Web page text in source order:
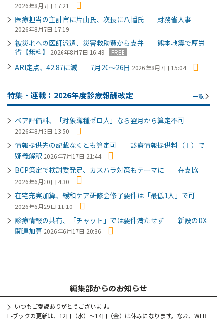
2026年8月7日 17:21
医療担当の主計官に片山氏、次長に八幡氏 財務省人事
2026年8月7日 17:19
被災地への医師派遣、災害救助費から支弁 熊本地震で厚労
省【無料】
2026年8月7日 16:49 FREE
ARI定点、42.87に減 7月20～26日 2026年8月7日 15:04
特集・連載：2026年度診療報酬改定 一覧
ベア評価料、「対象職種ゼロ人」なら翌月から算定不可
2026年8月3日 13:50
情報提供先の記載なくとも算定可 診療情報提供料（Ⅰ）で
疑義解釈 2026年7月17日 21:44
BCP策定で検討委発足、カスハラ対策もテーマに 在支協
2026年6月30日 4:30
在宅充実加算、緩和ケア研修会修了要件は「最低1人」で可
2026年6月29日 11:10
診療情報の共有、「チャット」では要件満たせず 新設のDX
関連加算 2026年6月17日 20:36
編集部からのお知らせ
いつもご愛読ありがとうございます。
E-ブックの更新は、12日（水）～14日（金）は休みになります。なお、WEB